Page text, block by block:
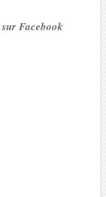
Facebook